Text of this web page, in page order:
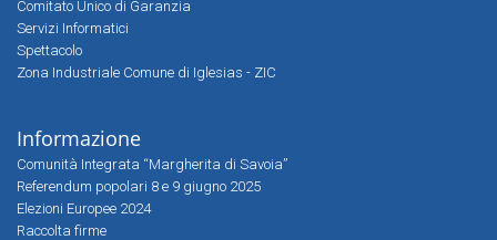
Comitato Unico di Garanzia
Servizi Informatici
Spettacolo
Zona Industriale Comune di Iglesias - ZIC
Informazione
Comunità Integrata “Margherita di Savoia”
Referendum popolari 8 e 9 giugno 2025
Elezioni Europee 2024
Raccolta firme